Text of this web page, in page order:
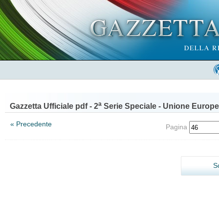
Gazzetta Ufficiale pdf - 2a Serie Speciale - Unione
« Precedente Pagina